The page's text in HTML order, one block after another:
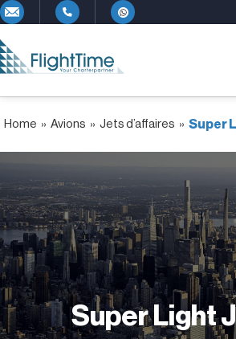
Home » Avions » Jets d’affaires » Super
Super Light